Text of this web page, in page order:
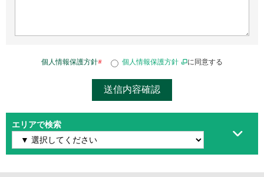
個人情報保護方針※ 個人情報保護方針 に同意する
エリアで検索